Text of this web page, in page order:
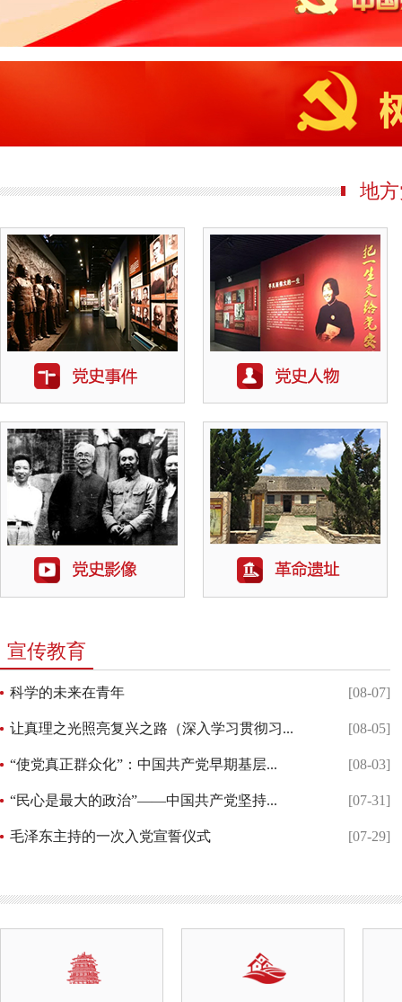
地
宣传教育
科学的未来在青年 [08-07]
让真理之光照亮复兴之路（深入学习贯彻习... [08-05]
“使党真正群众化”：中国共产党早期基层... [08-03]
“民心是最大的政治”——中国共产党坚持... [07-31]
毛泽东主持的一次入党宣誓仪式 [07-29]